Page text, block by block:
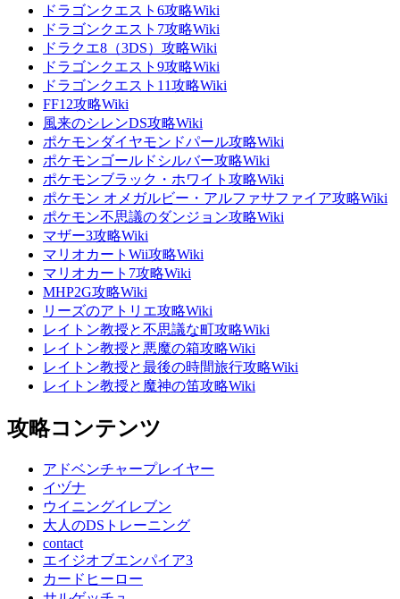
ドラゴンクエスト6攻略Wiki
ドラゴンクエスト7攻略Wiki
ドラクエ8（3DS）攻略Wiki
ドラゴンクエスト9攻略Wiki
ドラゴンクエスト11攻略Wiki
FF12攻略Wiki
風来のシレンDS攻略Wiki
ポケモンダイヤモンドパール攻略Wiki
ポケモンゴールドシルバー攻略Wiki
ポケモンブラック・ホワイト攻略Wiki
ポケモン オメガルビー・アルファサファイア攻略Wiki
ポケモン不思議のダンジョン攻略Wiki
マザー3攻略Wiki
マリオカートWii攻略Wiki
マリオカート7攻略Wiki
MHP2G攻略Wiki
リーズのアトリエ攻略Wiki
レイトン教授と不思議な町攻略Wiki
レイトン教授と悪魔の箱攻略Wiki
レイトン教授と最後の時間旅行攻略Wiki
レイトン教授と魔神の笛攻略Wiki
攻略コンテンツ
アドベンチャープレイヤー
イヅナ
ウイニングイレブン
大人のDSトレーニング
contact
エイジオブエンパイア3
カードヒーロー